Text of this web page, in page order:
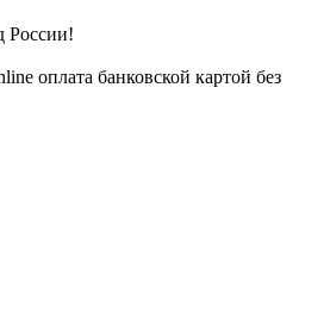
России!
оплата банковской картой без